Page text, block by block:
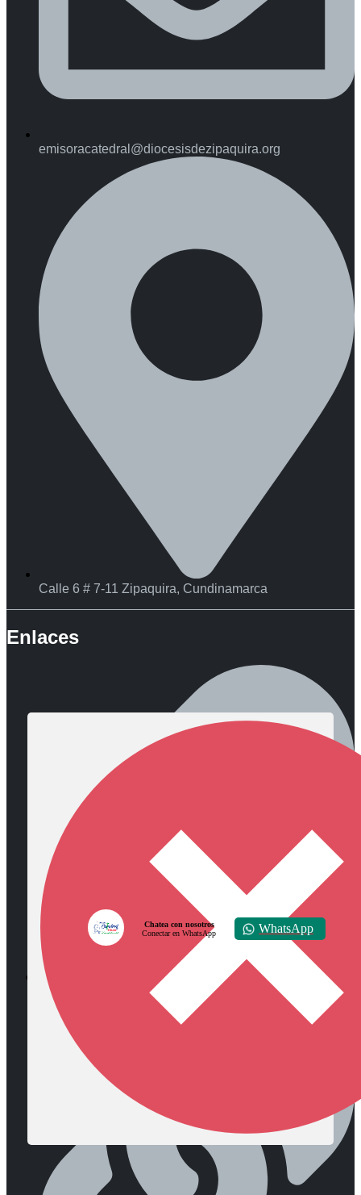
emisoracatedral@diocesisdezipaquira.org
Calle 6 # 7-11 Zipaquira, Cundinamarca
Enlaces
Diócesis de Zipaquirá
Chatea con nosotros
Conectar en WhatsApp
WhatsApp